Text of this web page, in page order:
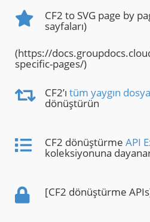
CF2 to SVG page by
sayfaları)
(https://
specific-pages/)
CF2’ı tüm yaygın
dönüştürün
CF2 dönüştürme API
koleksiyonuna
[CF2 dönüştürme